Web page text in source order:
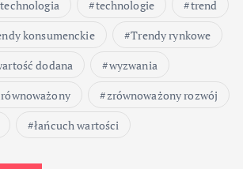
technologia technologie
trend
konsumenckie
Trendy rynkowe
dodana
wyzwania
zrównoważony rozwój
łańcuch wartości